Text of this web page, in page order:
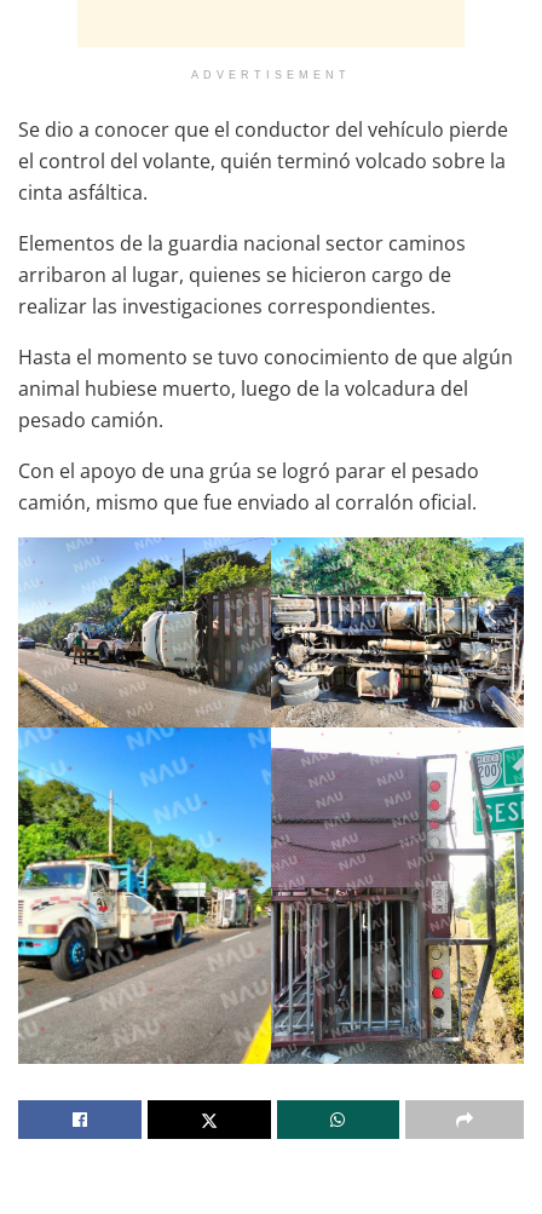
ADVERTISEMENT
Se dio a conocer que el conductor del vehículo pierde
el control del volante, quién terminó volcado sobre la
cinta asfáltica.
Elementos de la guardia nacional sector caminos
arribaron al lugar, quienes se hicieron cargo de
realizar las investigaciones correspondientes.
Hasta el momento se tuvo conocimiento de que algún
animal hubiese muerto, luego de la volcadura del
pesado camión.
Con el apoyo de una grúa se logró parar el pesado
camión, mismo que fue enviado al corralón oficial.